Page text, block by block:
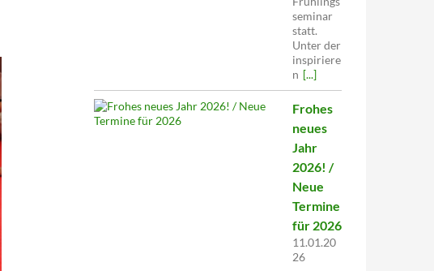
seminar
statt.
Unter der
inspiriere
n [...]
Frohes
neues
Jahr
2026! /
Neue
Termine
für 2026
11.01.20
26